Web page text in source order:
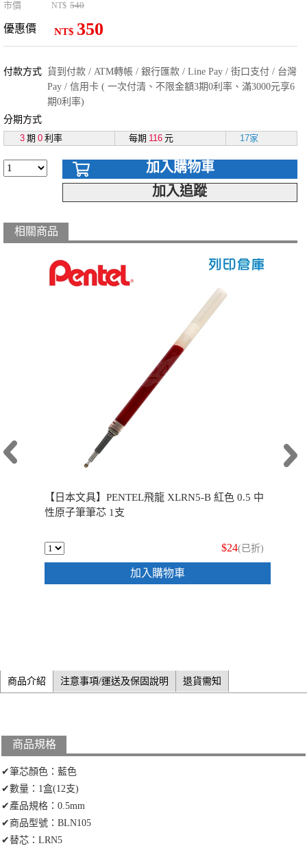
市價 NT$ 540
優惠價 NT$ 350
付款方式 貨到付款 / ATM轉帳 / 銀行匯款 / Line Pay / 街口支付 / 台灣
Pay / 信用卡 ( 一次付清、不限金額3期0利率、滿3000元享6
期0利率)
分期方式
3 期 0 利率 每期 116 元 17家
加入購物車
加入追蹤
相關商品
【日本文具】PENTEL飛龍 XLRN5-B 紅色 0.5 中
性原子筆筆芯 1支
$24(已折)
加入購物車
商品介紹 注意事項/運送及保固說明 退貨需知
商品規格
✔筆芯顏色：藍色
✔數量：1盒(12支)
✔產品規格：0.5mm
✔商品型號：BLN105
✔替芯：LRN5